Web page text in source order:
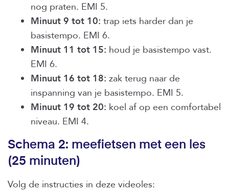
nog praten. EMI 5.
Minuut 9 tot 10: trap iets harder dan je
basistempo. EMI 6.
Minuut 11 tot 15: houd je basistempo vast.
EMI 6.
Minuut 16 tot 18: zak terug naar de
inspanning van je basistempo. EMI 5.
Minuut 19 tot 20: koel af op een comfortabel
niveau. EMI 4.
Schema 2: meefietsen met een les
(25 minuten)
Volg de instructies in deze videoles: